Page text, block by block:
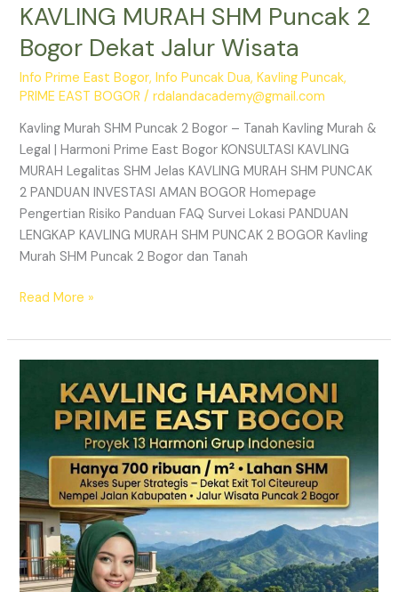
KAVLING MURAH SHM Puncak 2
Bogor Dekat Jalur Wisata
Info Prime East Bogor,Info Puncak Dua,Kavling Puncak,
PRIME EAST BOGOR /rdalandacademy@gmail.com
Kavling Murah SHM Puncak 2 Bogor – Tanah Kavling Murah &
Legal | Harmoni Prime East Bogor KONSULTASI KAVLING
MURAH Legalitas SHM Jelas KAVLING MURAH SHM PUNCAK
2 PANDUAN INVESTASI AMAN BOGOR Homepage
Pengertian Risiko Panduan FAQ Survei Lokasi PANDUAN
LENGKAP KAVLING MURAH SHM PUNCAK 2 BOGOR Kavling
Murah SHM Puncak 2 Bogor dan Tanah
Read More »
HARMONI
BOGOR
|
SHM
Pecah
Sertifikat
|
Dekat